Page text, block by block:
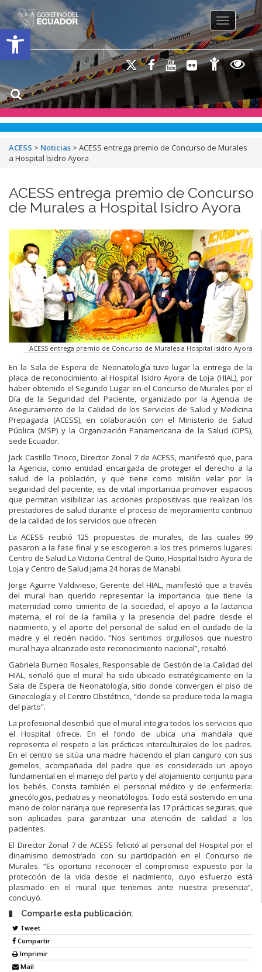
Open toolbar
Toggle
ACESS > Noticias > ACESS entrega premio de Concurso de Murales
a Hospital Isidro Ayora
ACESS entrega premio de Concurso
de Murales a Hospital Isidro Ayora
ACESS entrega premio de Concurso de Murales a Hospital Isidro Ayora
En la Sala de Espera de Neonatología tuvo lugar la entrega de la
placa de reconocimiento al Hospital Isidro Ayora de Loja (HIAL), por
haber obtenido el Segundo Lugar en el Concurso de Murales por el
Día de la Seguridad del Paciente, organizado por la Agencia de
Aseguramiento de la Calidad de los Servicios de Salud y Medicina
Prepagada (ACESS), en colaboración con el Ministerio de Salud
Pública (MSP) y la Organización Panamericana de la Salud (OPS),
sede Ecuador.
Jack Castillo Tinoco, Director Zonal 7 de ACESS, manifestó que, para
la Agencia, como entidad encargada de proteger el derecho a la
salud de la población, y que tiene como misión velar por la
seguridad del paciente, es de vital importancia promover espacios
que permitan visibilizar las acciones propositivas que realizan los
prestadores de salud durante el proceso de mejoramiento continuo
de la calidad de los servicios que ofrecen.
La ACESS recibió 125 propuestas de murales, de las cuales 99
pasaron a la fase final y se escogieron a los tres primeros lugares:
Centro de Salud La Victoria Central de Quito, Hospital Isidro Ayora de
Loja y Centro de Salud Jama 24 horas de Manabí.
Jorge Aguirre Valdivieso, Gerente del HIAL, manifestó que a través
del mural han querido representar la importancia que tiene la
maternidad como cimiento de la sociedad, el apoyo a la lactancia
materna, el rol de la familia y la presencia del padre desde el
nacimiento, y el aporte del personal de salud en el cuidado de la
madre y el recién nacido. “Nos sentimos orgullosos que nuestro
mural haya alcanzado este reconocimiento nacional”, resaltó.
Gabriela Burneo Rosales, Responsable de Gestión de la Calidad del
HIAL, señaló que el mural ha sido ubicado estratégicamente en la
Sala de Espera de Neonatología, sitio donde convergen el piso de
Ginecología y el Centro Obstétrico, “donde se produce toda la magia
del parto”.
La profesional describió que el mural integra todos los servicios que
el Hospital ofrece. En el fondo de ubica una mandala que
representa el respeto a las prácticas interculturales de los padres.
En el centro se sitúa una madre haciendo el plan canguro con sus
gemelos, acompañada del padre que es considerado un apoyo
fundamental en el manejo del parto y del alojamiento conjunto para
los bebés. Consta también el personal médico y de enfermería:
ginecólogos, pediatras y neonatólogos. Todo está sostenido en una
mano de color naranja que representa las 17 prácticas seguras, que
son aplicadas para garantizar una atención de calidad a los
pacientes.
El Director Zonal 7 de ACESS felicitó al personal del Hospital por el
dinamismo demostrado con su participación en el Concurso de
Murales. “Es oportuno reconocer el compromiso expuesto por la
protección de la vida desde el nacimiento, cuyo esfuerzo está
plasmado en el mural que tenemos ante nuestra presencia”,
concluyó.
Comparte esta publicación:
Tweet
Compartir
Imprimir
Mail